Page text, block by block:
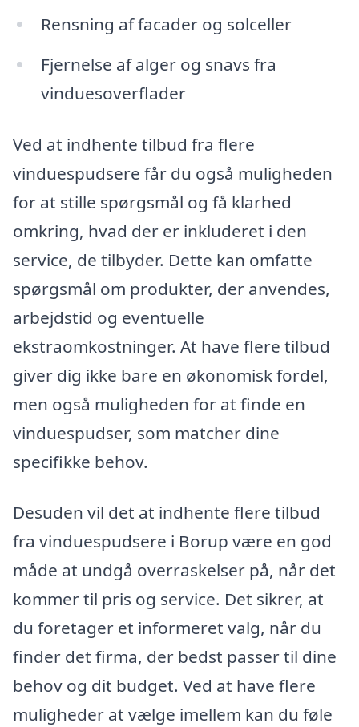
Rensning af facader og solceller
Fjernelse af alger og snavs fra
vinduesoverflader
Ved at indhente tilbud fra flere
vinduespudsere får du også muligheden
for at stille spørgsmål og få klarhed
omkring, hvad der er inkluderet i den
service, de tilbyder. Dette kan omfatte
spørgsmål om produkter, der anvendes,
arbejdstid og eventuelle
ekstraomkostninger. At have flere tilbud
giver dig ikke bare en økonomisk fordel,
men også muligheden for at finde en
vinduespudser, som matcher dine
specifikke behov.
Desuden vil det at indhente flere tilbud
fra vinduespudsere i Borup være en god
måde at undgå overraskelser på, når det
kommer til pris og service. Det sikrer, at
du foretager et informeret valg, når du
finder det firma, der bedst passer til dine
behov og dit budget. Ved at have flere
muligheder at vælge imellem kan du føle